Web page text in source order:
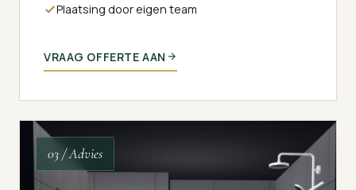
Plaatsing door eigen team
VRAAG OFFERTE AAN
03 / Advies